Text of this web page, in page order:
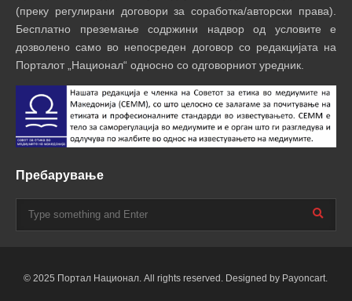
(преку регулирани договори за соработка/авторски права).
Бесплатно преземање содржини надвор од условите е
дозволено само во непосреден договор со редакцијата на
Порталот „Национал“ односно со одговорниот уредник.
Пребарување
© 2025 Портал Национал. All rights reserved. Designed by Payoncart.